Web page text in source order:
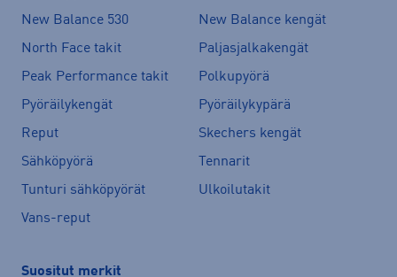
New Balance 530
New Balance kengät
North Face takit
Paljasjalkakengät
Peak Performance takit
Polkupyörä
Pyöräilykengät
Pyöräilykypärä
Reput
Skechers kengät
Sähköpyörä
Tennarit
Tunturi sähköpyörät
Ulkoilutakit
Vans-reput
Suositut merkit